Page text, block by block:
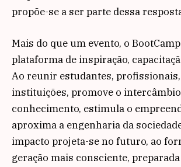
propõe-se a ser parte dessa
Mais do que um evento, o
plataforma de inspiração,
Ao reunir estudantes,
instituições, promove o
conhecimento, estimula o
aproxima a engenharia da
impacto projeta-se no futuro, ao
geração mais consciente,